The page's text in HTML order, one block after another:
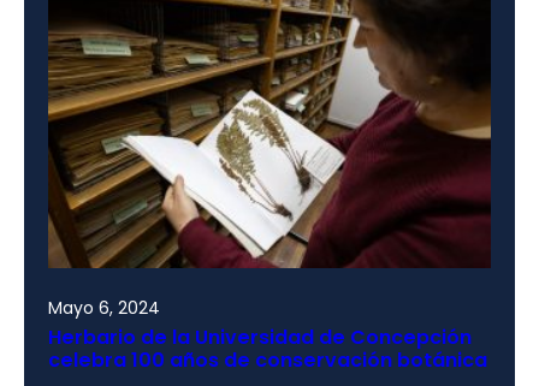
Mayo 6, 2024
Herbario de la Universidad de Concepción
celebra 100 años de conservación botánica